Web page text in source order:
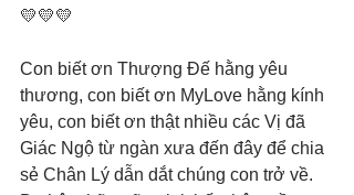
💛💛💛
Con biết ơn Thượng Đế hằng yêu
thương, con biết ơn MyLove hằng kính
yêu, con biết ơn thật nhiều các Vị đã
Giác Ngộ từ ngàn xưa đến đây để chia
sẻ Chân Lý dẫn dắt chúng con trở về.